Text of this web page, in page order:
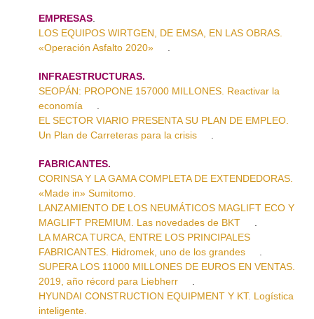
EMPRESAS
LOS EQUIPOS WIRTGEN, DE EMSA, EN LAS OBRAS.
«Operación Asfalto 2020»
INFRAESTRUCTURAS.
SEOPÁN: PROPONE 157000 MILLONES. Reactivar la
economía
EL SECTOR VIARIO PRESENTA SU PLAN DE EMPLEO.
Un Plan de Carreteras para la crisis
FABRICANTES.
CORINSA Y LA GAMA COMPLETA DE EXTENDEDORAS.
«Made in» Sumitomo.
LANZAMIENTO DE LOS NEUMÁTICOS MAGLIFT ECO Y
MAGLIFT PREMIUM. Las novedades de BKT
LA MARCA TURCA, ENTRE LOS PRINCIPALES
FABRICANTES. Hidromek, uno de los grandes
SUPERA LOS 11000 MILLONES DE EUROS EN VENTAS.
2019, año récord para Liebherr
HYUNDAI CONSTRUCTION EQUIPMENT Y KT. Logística
inteligente.